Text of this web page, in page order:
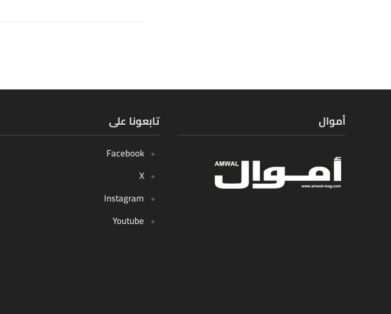
تابعونا على
Facebook
X
Instagram
Youtube
أموال